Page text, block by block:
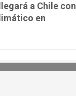
a Chile con
en